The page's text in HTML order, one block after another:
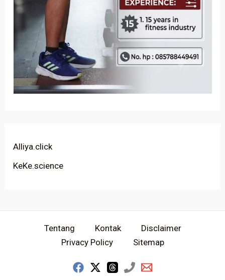
Alliya.click
KeKe.science
Tentang Kontak
Disclaimer
Privacy Policy
Sitemap